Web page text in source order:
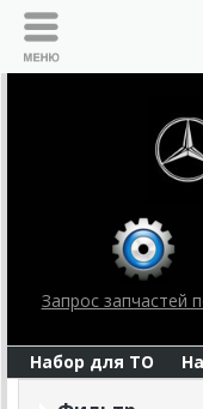
Запрос запчастей
Набор для ТО